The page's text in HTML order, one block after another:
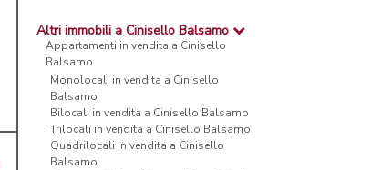
Altri immobili a Cinisello Balsamo
Appartamenti in vendita a Cinisello
Balsamo
Monolocali in vendita a Cinisello
Balsamo
Bilocali in vendita a Cinisello Balsamo
Trilocali in vendita a Cinisello Balsamo
Quadrilocali in vendita a Cinisello
Balsamo